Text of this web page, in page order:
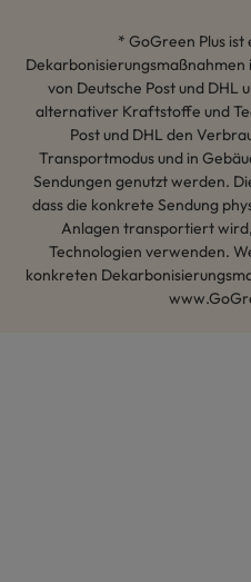
* GoGreen Plus
von Deutsche Post und DHL
alternativer Kraftstoffe und
Post und DHL den
Transportmodus und in
Sendungen genutzt werden.
dass die konkrete Sendung
Anlagen transportiert
Technologien verwenden.
konkreten